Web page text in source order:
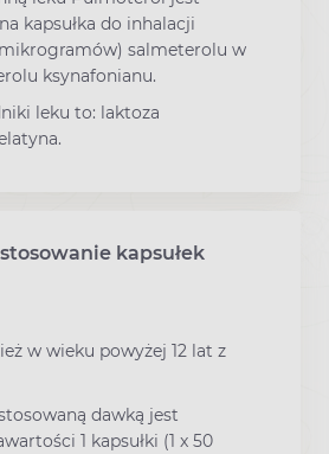
kapsułka do inhalacji
salmeterolu w
ksynafonianu.
leku to: laktoza
kapsułek
w wieku powyżej 12 lat z
dawką jest
1 kapsułki (1 x 50